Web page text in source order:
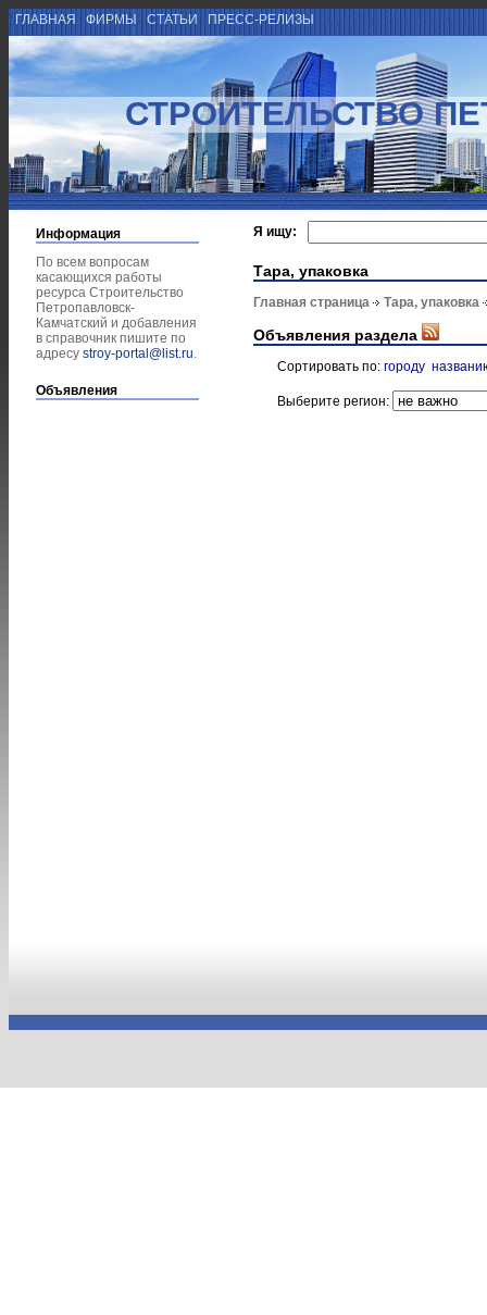
ГЛАВНАЯ ФИРМЫ СТАТЬИ ПРЕСС-РЕЛИЗЫ
СТРОИТЕЛЬСТВО
Информация
По всем вопросам
касающихся работы
ресурса Строительство
Петропавловск-
Камчатский и добавления
в справочник пишите по
адресу stroy-portal@list.ru.
Объявления
Я ищу:
Тара, упаковка
Главная страница Тара, упаковка
Объявления раздела
Сортировать по: городу
Выберите регион: